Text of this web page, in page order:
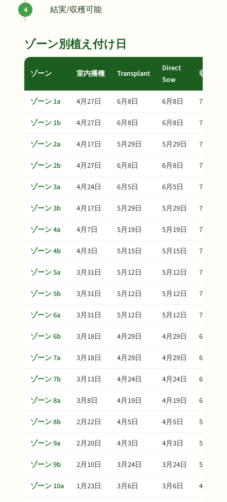
結実/収穫可能
ゾーン別植え付け日
ゾーン 室内播種 Transplant
Direct
Sow
収穫
ゾーン 1a 4月27日 6月8日 6月8日
7月28日
ゾーン 1b
4月27日 6月8日 6月8日
7月28日
ゾーン 2a
4月17日 5月29日 5月29日
7月18日
ゾーン 2b
4月27日 6月8日 6月8日
7月28日
ゾーン 3a
4月24日 6月5日 6月5日
7月25日
ゾーン 3b
4月17日 5月29日 5月29日
7月18日
ゾーン 4a
4月7日 5月19日 5月19日
7月8日
ゾーン 4b
4月3日 5月15日 5月15日
7月4日
ゾーン 5a
3月31日 5月12日 5月12日
7月1日
ゾーン 5b
3月31日 5月12日 5月12日
7月1日
ゾーン 6a
3月31日 5月12日 5月12日
7月1日
ゾーン 6b
3月18日 4月29日 4月29日
6月18日
ゾーン 7a
3月18日 4月29日 4月29日
6月18日
ゾーン 7b
3月13日 4月24日 4月24日
6月13日
ゾーン 8a
3月8日 4月19日 4月19日
6月8日
ゾーン 8b
2月22日 4月5日 4月5日
5月25日
ゾーン 9a
2月20日 4月3日 4月3日
5月23日
ゾーン 9b
2月10日 3月24日 3月24日
5月13日
ゾーン 10a
1月23日 3月6日 3月6日 4月25日